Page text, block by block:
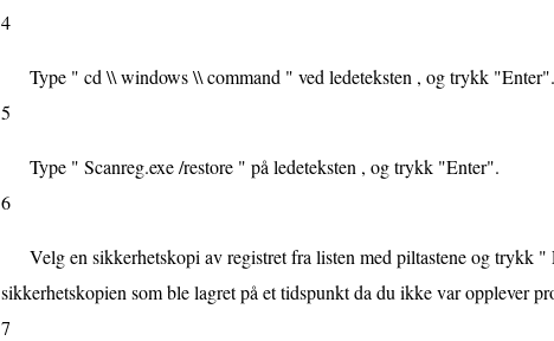
4
Type " cd \\ windows \\ command " ved ledeteksten , og trykk "Enter".
5
Type " Scanreg.exe /restore " på ledeteksten , og trykk "Enter".
6
Velg en sikkerhetskopi av registret fra listen med piltastene og trykk
sikkerhetskopien som ble lagret på et tidspunkt da du ikke var opplever
7